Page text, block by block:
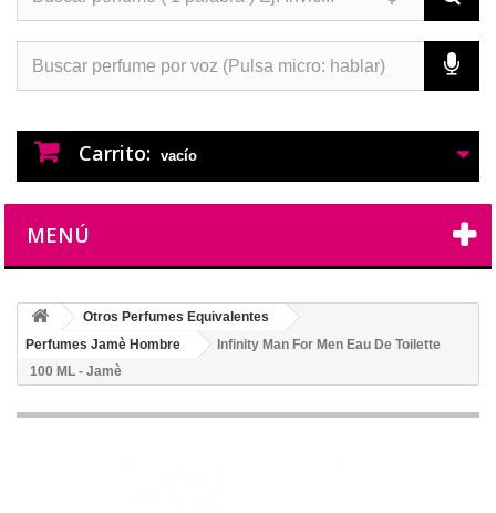
Carrito: vacío
MENÚ
Otros Perfumes Equivalentes
Perfumes Jamè Hombre
Infinity Man For Men Eau De Toilette
100 ML - Jamè